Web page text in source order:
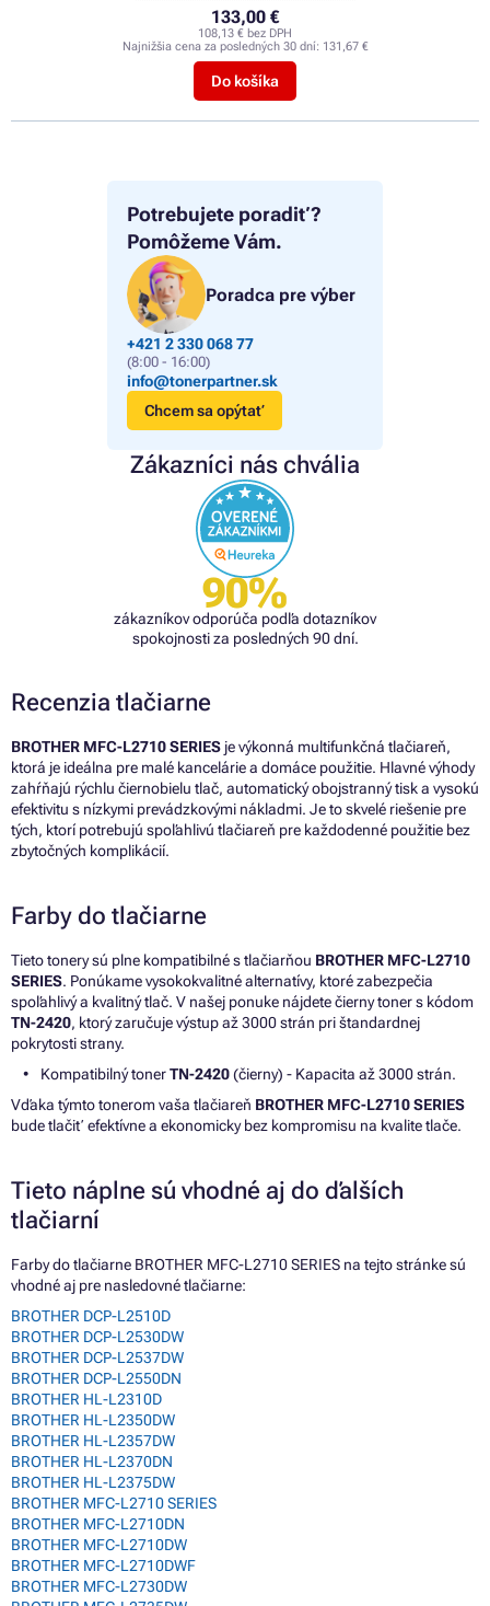
Potrebujete poradiť?
Pomôžeme Vám.
Poradca pre výber
+421 2 330 068 77
(8:00 - 16:00)
info@tonerpartner.sk
Chcem sa opýtať
Zákazníci nás chvália
90%
zákazníkov odporúča podľa dotazníkov
spokojnosti za posledných 90 dní.
133,00 €
108,13 € bez DPH
Najnižšia cena za posledných 30 dní: 131,67 €
Do košíka
Recenzia tlačiarne
BROTHER MFC-L2710 SERIES je výkonná multifunkčná tlačiareň,
ktorá je ideálna pre malé kancelárie a domáce použitie. Hlavné výhody
zahŕňajú rýchlu čiernobielu tlač, automatický obojstranný tisk a vysokú
efektivitu s nízkymi prevádzkovými nákladmi. Je to skvelé riešenie pre
tých, ktorí potrebujú spoľahlivú tlačiareň pre každodenné použitie bez
zbytočných komplikácií.
Farby do tlačiarne
Tieto tonery sú plne kompatibilné s tlačiarňou BROTHER MFC-L2710
SERIES. Ponúkame vysokokvalitné alternatívy, ktoré zabezpečia
spoľahlivý a kvalitný tlač. V našej ponuke nájdete čierny toner s kódom
TN-2420, ktorý zaručuje výstup až 3000 strán pri štandardnej
pokrytosti strany.
Kompatibilný tonerTN-2420(čierny) - Kapacita až 3000 strán.
Vďaka týmto tonerom vaša tlačiareň BROTHER MFC-L2710 SERIES
bude tlačiť efektívne a ekonomicky bez kompromisu na kvalite tlače.
Tieto náplne sú vhodné aj do ďalších
tlačiarní
Farby do tlačiarne BROTHER MFC-L2710 SERIES na tejto stránke sú
vhodné aj pre nasledovné tlačiarne:
BROTHER DCP-L2510D
BROTHER DCP-L2530DW
BROTHER DCP-L2537DW
BROTHER DCP-L2550DN
BROTHER HL-L2310D
BROTHER HL-L2350DW
BROTHER HL-L2357DW
BROTHER HL-L2370DN
BROTHER HL-L2375DW
BROTHER MFC-L2710 SERIES
BROTHER MFC-L2710DN
BROTHER MFC-L2710DW
BROTHER MFC-L2710DWF
BROTHER MFC-L2730DW